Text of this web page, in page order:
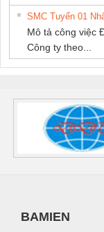
SMC Tuyển 01
Mô tả công việc
Công ty theo...
BAMIEN